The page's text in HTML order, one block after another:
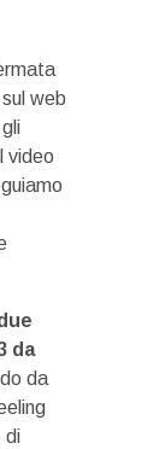
web
video
da
da
di